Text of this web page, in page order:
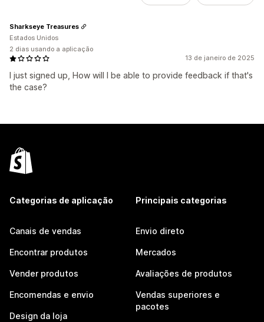
13 de janeiro de 2025
I just signed up, How will I be able to provide feedback if that's
the case?
Sharkseye Treasures
Estados Unidos
2 dias usando a aplicação
Categorias de aplicação
Canais de vendas
Encontrar produtos
Vender produtos
Encomendas e envio
Design da loja
Principais categorias
Envio direto
Mercados
Avaliações de produtos
Vendas superiores e
pacotes